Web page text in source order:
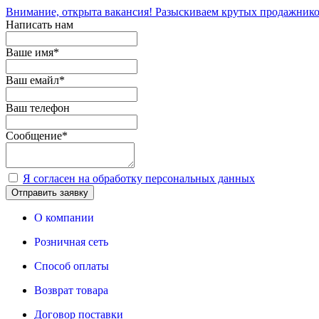
Внимание, открыта вакансия! Разыскиваем крутых
Написать нам
Ваше имя*
Ваш емайл*
Ваш телефон
Сообщение*
Я согласен на обработку персональных данных
Отправить заявку
О компании
Розничная сеть
Способ оплаты
Возврат товара
Договор поставки